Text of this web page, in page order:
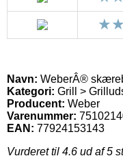
Navn: WeberÂ®
Kategori: Grill >
Producent: Weber
Varenummer:
EAN: 77924153143
Vurderet til 4.6 ud af 5